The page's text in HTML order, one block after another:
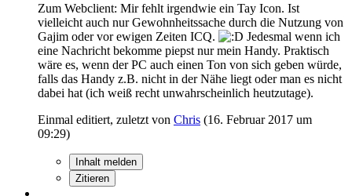
Zum Webclient: Mir fehlt irgendwie ein Tay Icon. Ist
vielleicht auch nur Gewohnheitssache durch die Nutzung von
Gajim oder vor ewigen Zeiten ICQ.
Jedesmal wenn ich
eine Nachricht bekomme piepst nur mein Handy. Praktisch
wäre es, wenn der PC auch einen Ton von sich geben würde,
falls das Handy z.B. nicht in der Nähe liegt oder man es nicht
dabei hat (ich weiß recht unwahrscheinlich heutzutage).
Einmal editiert, zuletzt von Chris (16. Februar 2017 um
09:29)
Inhalt melden
Zitieren